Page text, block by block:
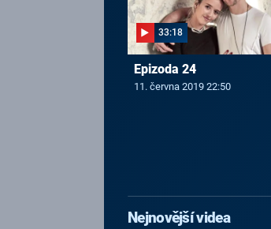
33:18
Epizoda 24
11. června 2019 22:50
Nejnovější videa